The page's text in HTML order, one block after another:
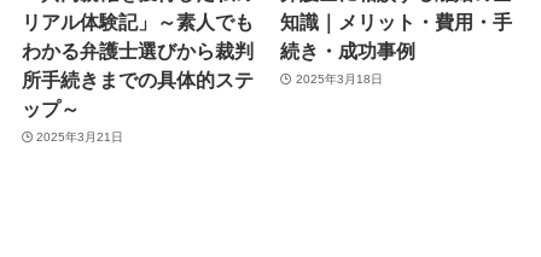
リアル体験記」～素人でも
わかる弁護士選びから裁判
所手続きまでの具体的ステ
ップ～
2025年3月21日
知識｜メリット・費用・手
続き・成功事例
2025年3月18日